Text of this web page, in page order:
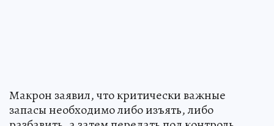
Макрон заявил, что критически важные
запасы необходимо либо изъять, либо